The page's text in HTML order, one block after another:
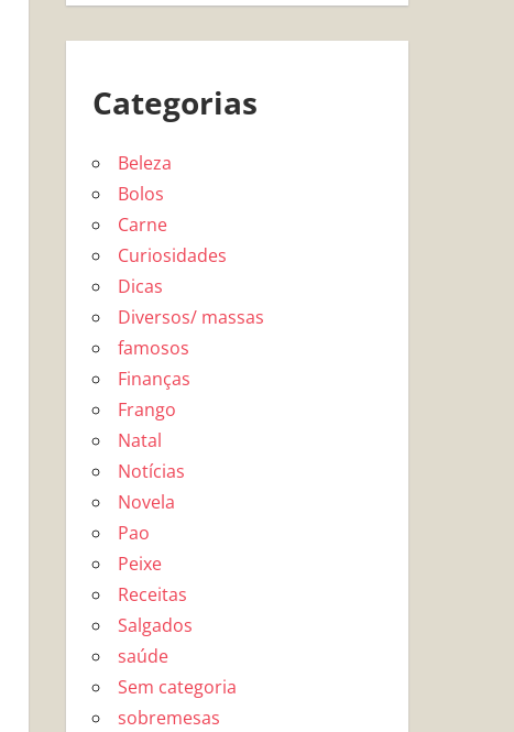
Categorias
Beleza
Bolos
Carne
Curiosidades
Dicas
Diversos/ massas
famosos
Finanças
Frango
Natal
Notícias
Novela
Pao
Peixe
Receitas
Salgados
saúde
Sem categoria
sobremesas